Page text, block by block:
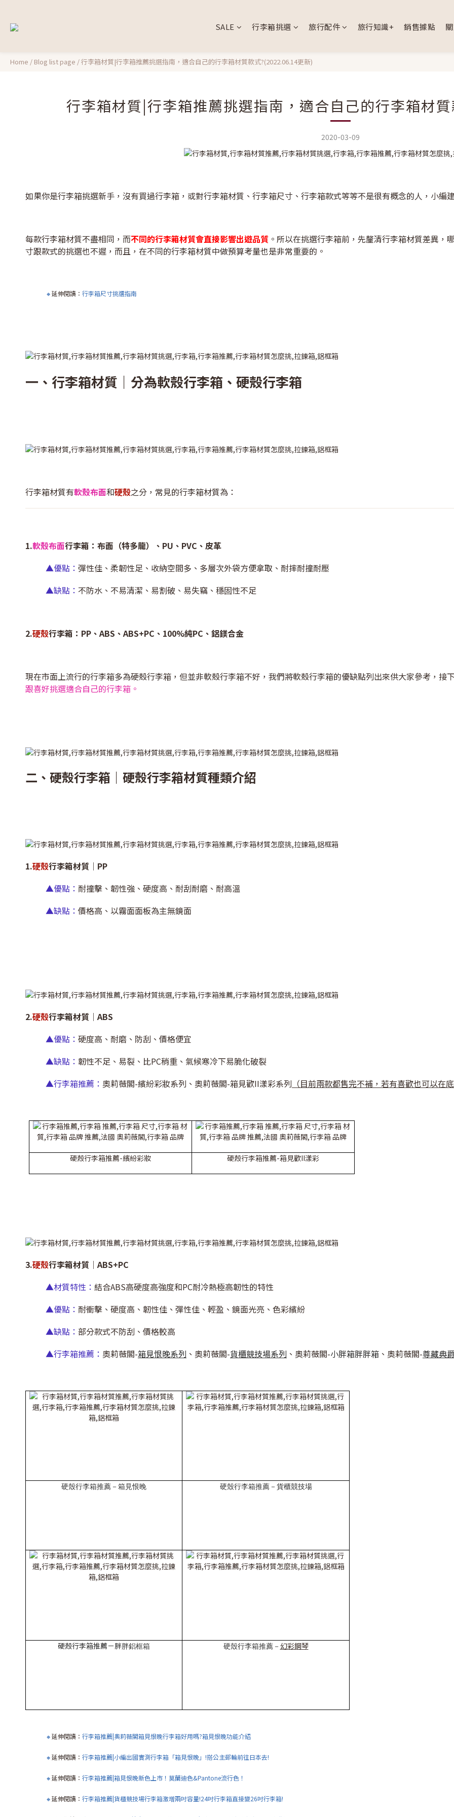
SALE 行李箱挑選 旅行配件 旅行知識+ 銷售據點
Home / Blog list page /行李箱材質|行李箱推薦挑選指南，適合自己的行李箱材質款式?(2022.06.14更新)
行李箱材質|行李箱推薦挑選指南，適合自己的行李箱材
2020-03-09
如果你是行李箱挑選新手，沒有買過行李箱，或對行李箱材質、行李箱尺寸、行李箱款式等等不是很有概念的人，小編
每款行李箱材質不盡相同，而不同的行李箱材質會直接影響出遊品質 。所以在挑選行李箱前， 先釐清行李箱材質差異，
寸跟款式的挑選也不遲，而且，在不同的行李箱材質中做預算考量也是非常重要的。
🔸延伸閱讀： 行李箱尺寸挑選指南
一、行李箱材質｜分為軟殼行李箱、硬殼行李箱
行李箱材質有軟殼布面和硬殼之分，常見的行李箱材質為：
1.軟殼布面行李箱 ：布面（特多龍）、PU、PVC、皮革
▲優點： 彈性佳、柔韌性足、收納空間多、多層次外袋方便拿取、耐摔耐撞耐壓
▲缺點： 不防水、不易清潔、易割破、易失竊、穩固性不足
2.硬殼行李箱：PP、ABS、ABS+PC、100%純PC、鋁鎂合金
現在市面上流行的行李箱多為硬殼行李箱，但並非軟殼行李箱不好，我們將軟殼行李箱的優缺點列出來供大家參考，接
跟喜好挑選適合自己的行李箱。
二、硬殼行李箱｜硬殼行李箱材質種類介紹
1.硬殼行李箱材質｜PP
▲優點： 耐撞擊、韌性強、硬度高、耐刮耐磨、耐高溫
▲缺點： 價格高、以霧面面板為主無鏡面
2.硬殼行李箱材質｜ABS
▲優點： 硬度高、耐磨、防刮、價格便宜
▲缺點： 韌性不足、易裂、比PC稍重、氣候寒冷下易脆化破裂
▲行李箱推薦： 奧莉薇閣-繽紛彩妝系列、奧莉薇閣-箱見歡II漾彩系列 （目前兩款都售完不補，若有喜歡也可以在
硬殼行李箱推薦-繽紛彩妝 硬殼行李箱推薦-箱見歡II漾彩
3.硬殼行李箱材質｜ABS+PC
▲材質特性： 結合ABS高硬度高強度和PC耐冷熱極高韌性的特性
▲優點： 耐衝擊、硬度高、韌性佳、彈性佳、輕盈、鏡面光亮、色彩繽紛
▲缺點： 部分款式不防刮、價格較高
▲行李箱推薦： 奧莉薇閣-箱見恨晚系列 、奧莉薇閣-貨櫃競技場系列 、奧莉薇閣-小胖箱胖胖箱 、奧莉薇閣-尊藏典
硬殼行李箱推薦－箱見恨晚 硬殼行李箱推薦－貨櫃競技場
硬殼行李箱推薦－胖胖鋁框箱 硬殼行李箱推薦－ 幻彩鋼琴
🔸延伸閱讀： 行李箱推薦|奧莉薇閣箱見恨晚行李箱好用嗎?箱見恨晚功能介紹
🔸延伸閱讀： 行李箱推薦|小編出國實測行李箱「箱見恨晚」!搭公主郵輪前往日本去!
🔸延伸閱讀： 行李箱推薦|箱見恨晚新色上市！莫蘭迪色&Pantone流行色！
🔸延伸閱讀： 行李箱推薦|貨櫃競技場行李箱激增兩吋容量!24吋行李箱直接變26吋行李箱!